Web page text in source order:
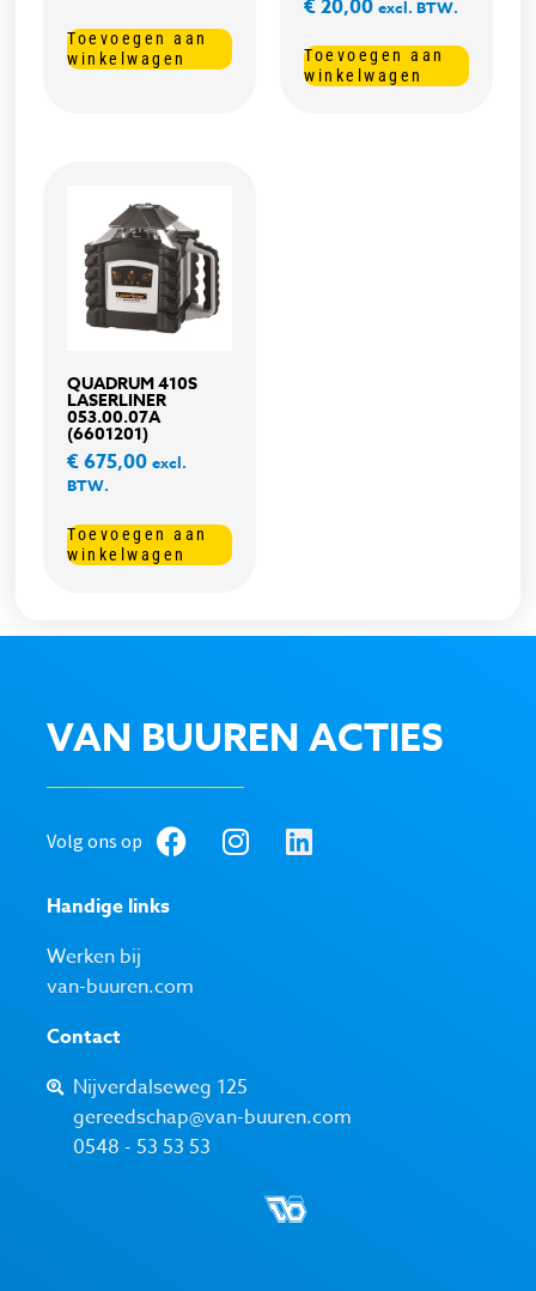
Toevoegen aan
winkelwagen
€20,00 excl. BTW.
Toevoegen aan
winkelwagen
QUADRUM 410S
LASERLINER
053.00.07A
(6601201)
€675,00 excl.
BTW.
Toevoegen aan
winkelwagen
VAN BUUREN ACTIES
Volg ons op
Handige links
Werken bij
van-buuren.com
Contact
Nijverdalseweg 125
gereedschap@van-buuren.com
0548 - 53 53 53